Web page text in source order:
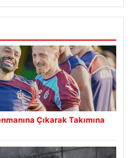
Çıkarak Takımına